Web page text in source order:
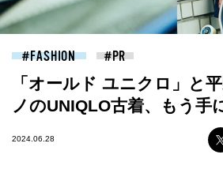
FASHION
「オールド ユニクロ」と
ノのUNIQLO古着、もう手
2024.06.28